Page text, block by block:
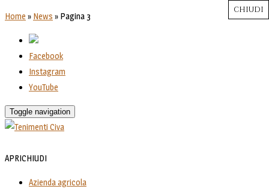
Home » News » Pagina 3
Facebook
Instagram
YouTube
Toggle navigation
APRICHIUDI
Azienda agricola
Close
Close
Close
Close
CHIUDI
CHIUDI
CHIUDI
CHIUDI
CHIUDI